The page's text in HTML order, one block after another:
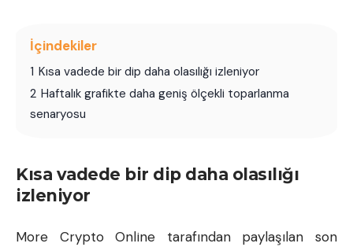
İçindekiler
1 Kısa vadede bir dip daha olasılığı izleniyor
2 Haftalık grafikte daha geniş ölçekli toparlanma
senaryosu
Kısa vadede bir dip daha olasılığı
izleniyor
More Crypto Online tarafından paylaşılan son